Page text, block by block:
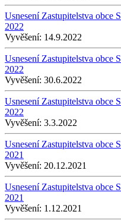
Usnesení Zastupitelstva obce
2022
Vyvěšení: 14.9.2022
Usnesení Zastupitelstva obce
2022
Vyvěšení: 30.6.2022
Usnesení Zastupitelstva obce
2022
Vyvěšení: 3.3.2022
Usnesení Zastupitelstva obce
2021
Vyvěšení: 20.12.2021
Usnesení Zastupitelstva obce
2021
Vyvěšení: 1.12.2021